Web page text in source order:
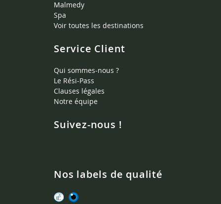
Malmedy
Spa
Voir toutes les destinations
Service Client
Qui sommes-nous ?
Le Rési-Pass
Clauses légales
Notre équipe
Suivez-nous !
Nos labels de qualité